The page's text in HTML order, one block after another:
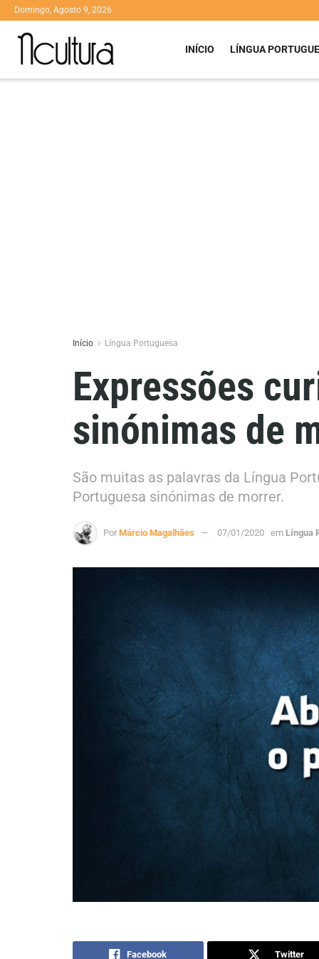
Domingo, Agosto 9, 2026
INÍCIO LÍNGUA
Início Língua Portuguesa
Expressões
sinónimas de
São muitas as palavras da Língua
Portuguesa sinónimas de morrer.
Por Márcio Magalhães 07/01/2020 em Língua
Facebook Twitter